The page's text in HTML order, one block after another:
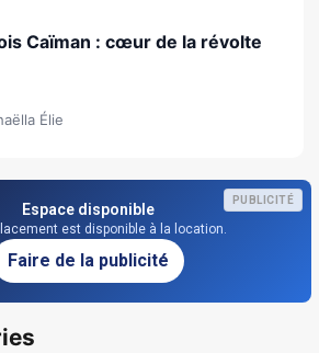
Caïman : cœur de la révolte
Élie
PUBLICITÉ
Espace disponible
est disponible à la location.
Faire de la publicité